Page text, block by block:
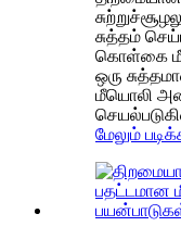
சுத்தம்
கொள்கை
ஒரு
மீயொலி
மேலும்